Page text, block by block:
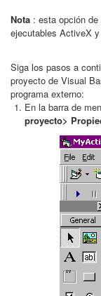
Nota : esta opción
ejecutables ActiveX
Siga los pasos a
proyecto de Visual
programa externo:
En la barra de
proyecto>